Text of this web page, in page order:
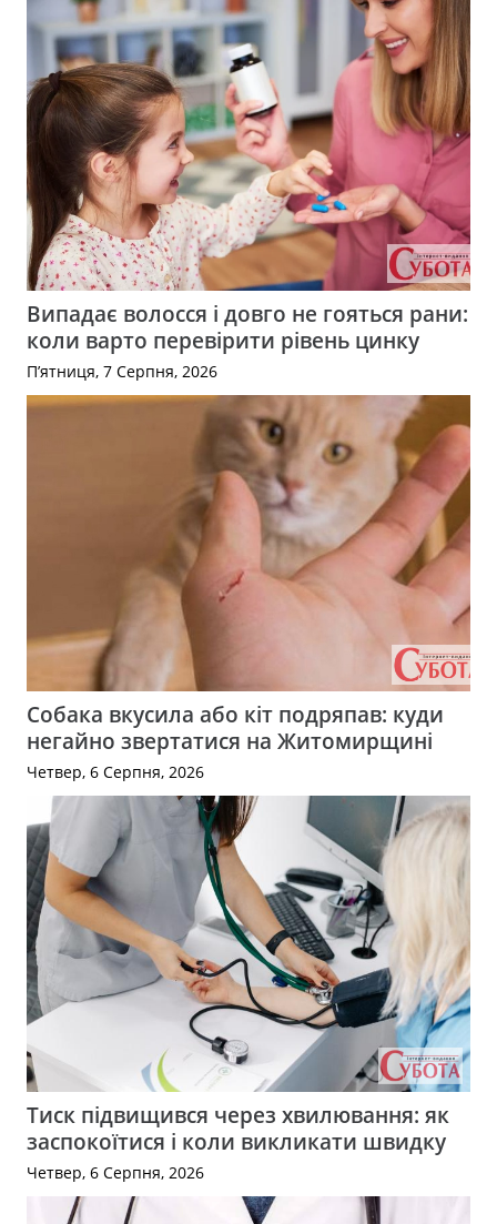
Випадає волосся і довго не гояться рани:
коли варто перевірити рівень цинку
П’ятниця, 7 Серпня, 2026
Собака вкусила або кіт подряпав: куди
негайно звертатися на Житомирщині
Четвер, 6 Серпня, 2026
Тиск підвищився через хвилювання: як
заспокоїтися і коли викликати швидку
Четвер, 6 Серпня, 2026